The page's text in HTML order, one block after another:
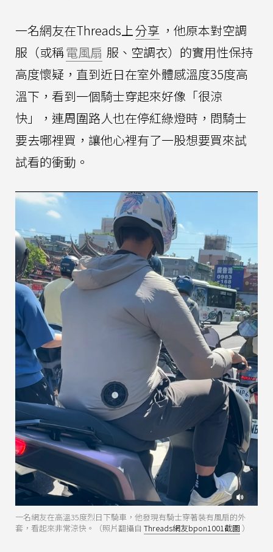
一名網友在Threads上分享 ，他原本對空調
服（或稱電風扇 服、空調衣）的實用性保持
高度懷疑，直到近日在室外體感溫度35度高
溫下，看到一個騎士穿起來好像「很涼
快」，連周圍路人也在停紅綠燈時，問騎士
要去哪裡買，讓他心裡有了一股想要買來試
試看的衝動。
一名網友在高溫35度烈日下騎車，他發現有騎士穿著裝有風扇的外
套，看起來非常涼快。（照片翻攝自 Threads網友bpon1001截圖 ）